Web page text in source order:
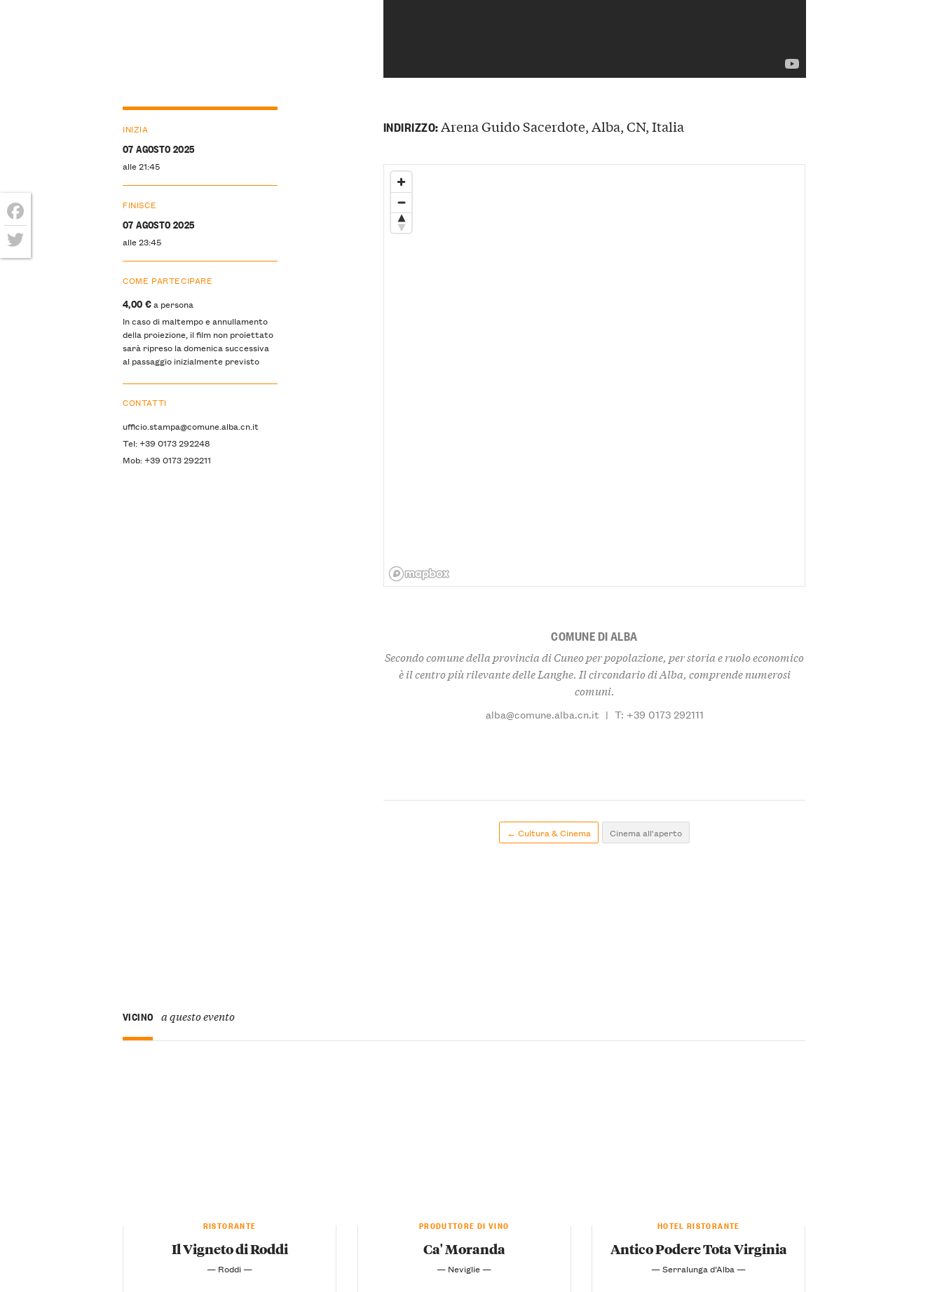
INIZIA
07 AGOSTO 2025
alle 21:45
FINISCE
07 AGOSTO 2025
alle 23:45
COME PARTECIPARE
4,00 €a persona
In caso di maltempo e annullamento
della proiezione, il film non proiettato
sarà ripreso la domenica successiva
al passaggio inizialmente previsto
CONTATTI
ufficio.stampa@comune.alba.cn.it
Tel: +39 0173 292248
Mob: +39 0173 292211
INDIRIZZO:Arena Guido Sacerdote, Alba, CN, Italia
COMUNE DI ALBA
Secondo comune della provincia di Cuneo per popolazione, per storia e ruolo economico
è il centro più rilevante delle Langhe. Il circondario di Alba, comprende numerosi
comuni.
alba@comune.alba.cn.it | T: +39 0173 292111
← Cultura & Cinema Cinema all'aperto
VICINO a questo evento
RISTORANTE
Il Vigneto di Roddi
— Roddi —
PRODUTTORE DI VINO
Ca' Moranda
— Neviglie —
HOTEL RISTORANTE
Antico Podere Tota Virginia
— Serralunga d’Alba —
Facebook
Twitter